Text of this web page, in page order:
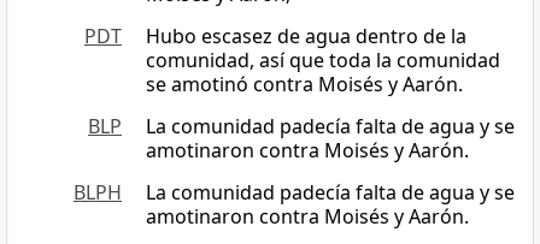
PDT
Hubo escasez de agua dentro de la
comunidad, así que toda la comunidad
se amotinó contra Moisés y Aarón.
BLP
La comunidad padecía falta de agua y se
amotinaron contra Moisés y Aarón.
BLPH
La comunidad padecía falta de agua y se
amotinaron contra Moisés y Aarón.